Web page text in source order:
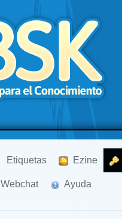
Etiquetas Ezine
Webchat Ayuda